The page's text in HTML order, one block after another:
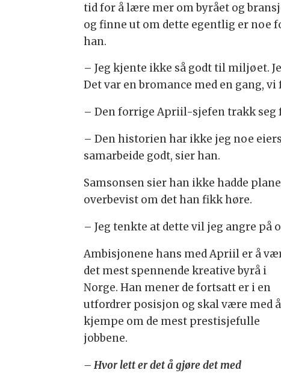
tid for å lære mer om byrået og
og finne ut om dette egentlig er noe
han.
– Jeg kjente ikke så godt til miljøet.
Det var en bromance med en gang,
– Den forrige Apriil-sjefen trakk seg
– Den historien har ikke jeg noe
samarbeide godt, sier han.
Samsonsen sier han ikke hadde
overbevist om det han fikk høre.
– Jeg tenkte at dette vil jeg angre på
Ambisjonene hans med Apriil er å
det mest spennende kreative byrå i
Norge. Han mener de fortsatt er i en
utfordrer posisjon og skal være med å
kjempe om de mest prestisjefulle
jobbene.
– Hvor lett er det å gjøre det med